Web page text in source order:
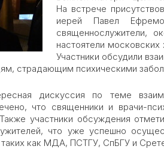
На встрече
иерей Павел
священнослужители,
настоятели
Участники обсудили
страдающим психическими
дискуссия по теме
что священники и врачи-
участники обсуждения
что уже успешно
как МДА, ПСТГУ, СпБГУ и